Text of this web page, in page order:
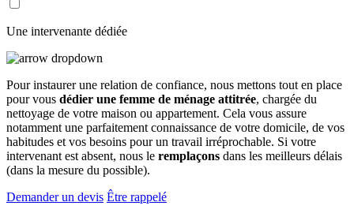
Une intervenante dédiée
Pour instaurer une relation de confiance, nous mettons tout en place
pour vous dédier une femme de ménage attitrée, chargée du
nettoyage de votre maison ou appartement. Cela vous assure
notamment une parfaitement connaissance de votre domicile, de vos
habitudes et vos besoins pour un travail irréprochable. Si votre
intervenant est absent, nous le remplaçons dans les meilleurs délais
(dans la mesure du possible).
Demander un devis Être rappelé